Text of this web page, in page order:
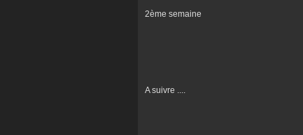
2ème semaine
A suivre ....